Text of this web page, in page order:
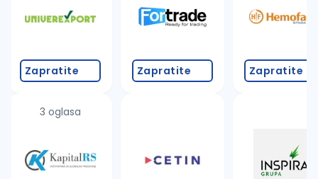
proverite pravopisne greške (koristite č, ć, š, đ,
promenite odabrane filtere pretrage
Zapratite
3 oglasa
Zapratite Zapratite